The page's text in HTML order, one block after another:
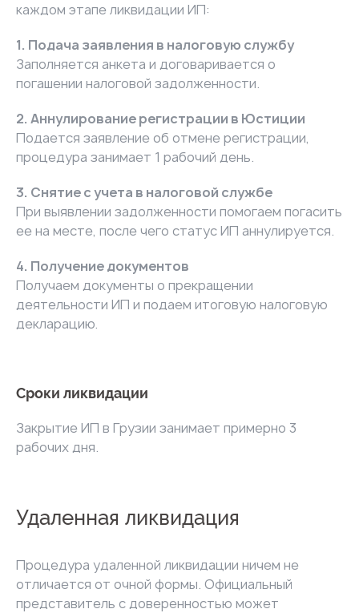
каждом этапе ликвидации ИП:
1. Подача заявления в налоговую службу
Заполняется анкета и договаривается о
погашении налоговой задолженности.
2. Аннулирование регистрации в Юстиции
Подается заявление об отмене регистрации,
процедура занимает 1 рабочий день.
3. Снятие с учета в налоговой службе
При выявлении задолженности помогаем погасить
ее на месте, после чего статус ИП аннулируется.
4. Получение документов
Получаем документы о прекращении
деятельности ИП и подаем итоговую налоговую
декларацию.
Сроки ликвидации
Закрытие ИП в Грузии занимает примерно 3
рабочих дня.
Удаленная ликвидация
Процедура удаленной ликвидации ничем не
отличается от очной формы. Официальный
представитель с доверенностью может